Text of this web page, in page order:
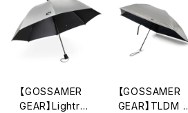
【GOSSAMER
GEAR】Lightrek
【GOSSAMER
GEAR】TLDM F